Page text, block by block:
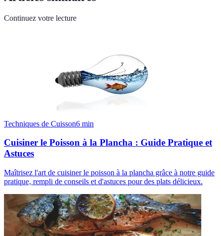
Continuez votre lecture
Techniques de Cuisson6 min
Cuisiner le Poisson à la Plancha : Guide Pratique et
Astuces
Maîtrisez l'art de cuisiner le poisson à la plancha grâce à notre guide
pratique, rempli de conseils et d'astuces pour des plats délicieux.